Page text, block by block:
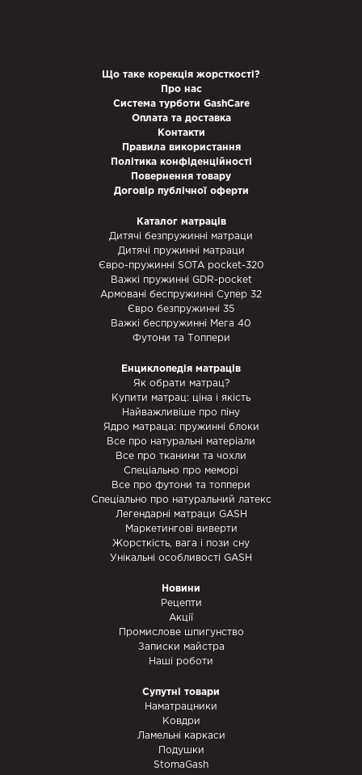
Що таке корекція жорсткості?
Про нас
Система турботи GashCare
Оплата та доставка
Контакти
Правила використання
Політика конфіденційності
Повернення товару
Договір публічної оферти
Каталог матраців
Дитячі безпружинні матраци
Дитячі пружинні матраци
Євро-пружинні SOTA pocket-320
Важкі пружинні GDR-pocket
Армовані беспружинні Супер 32
Євро безпружинні 35
Важкі беспружинні Мега 40
Футони та Топпери
Енциклопедія матраців
Як обрати матрац?
Купити матрац: ціна і якість
Найважливіше про піну
Ядро матраца: пружинні блоки
Все про натуральні матеріали
Все про тканини та чохли
Спеціально про меморі
Все про футони та топпери
Спеціально про натуральний латекс
Легендарні матраци GASH
Маркетингові виверти
Жорсткість, вага і пози сну
Унікальні особливості GASH
Новини
Рецепти
Акції
Промислове шпигунство
Записки майстра
Наші роботи
Супутні товари
Наматрацники
Ковдри
Ламельні каркаси
Подушки
StomaGash